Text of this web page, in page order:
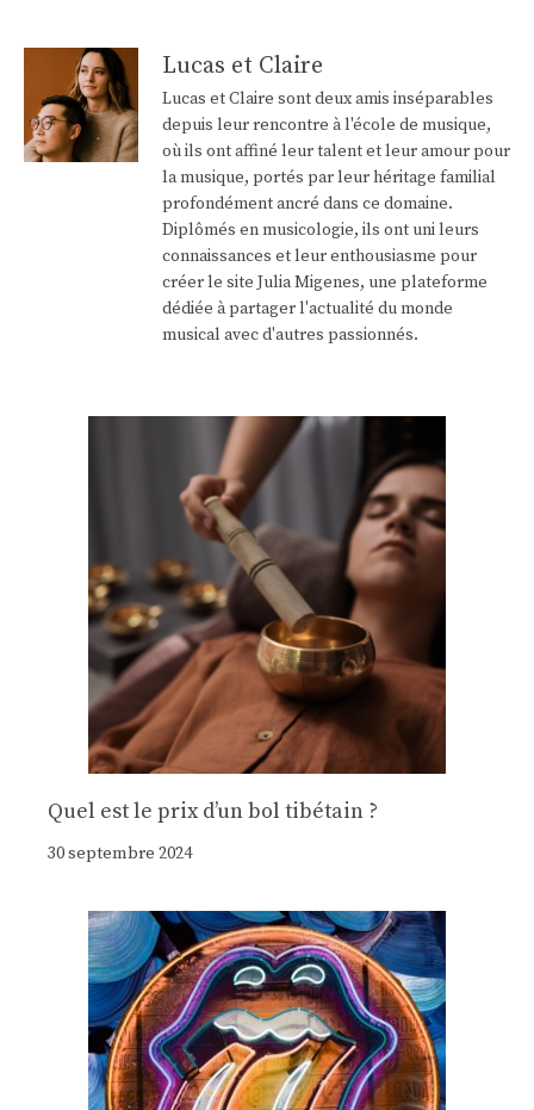
Lucas et Claire
Lucas et Claire sont deux amis inséparables
depuis leur rencontre à l'école de musique,
où ils ont affiné leur talent et leur amour pour
la musique, portés par leur héritage familial
profondément ancré dans ce domaine.
Diplômés en musicologie, ils ont uni leurs
connaissances et leur enthousiasme pour
créer le site Julia Migenes, une plateforme
dédiée à partager l'actualité du monde
musical avec d'autres passionnés.
Quel est le prix d’un bol tibétain ?
30 septembre 2024